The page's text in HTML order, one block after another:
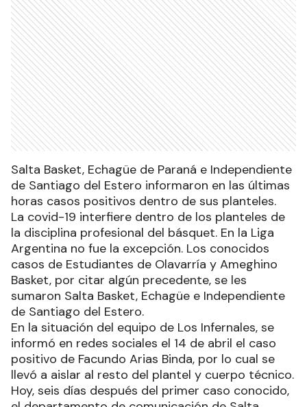
Salta Basket, Echagüe de Paraná e Independiente
de Santiago del Estero informaron en las últimas
horas casos positivos dentro de sus planteles.
La covid-19 interfiere dentro de los planteles de
la disciplina profesional del básquet. En la Liga
Argentina no fue la excepción. Los conocidos
casos de Estudiantes de Olavarría y Ameghino
Basket, por citar algún precedente, se les
sumaron Salta Basket, Echagüe e Independiente
de Santiago del Estero.
En la situación del equipo de Los Infernales, se
informó en redes sociales el 14 de abril el caso
positivo de Facundo Arias Binda, por lo cual se
llevó a aislar al resto del plantel y cuerpo técnico.
Hoy, seis días después del primer caso conocido,